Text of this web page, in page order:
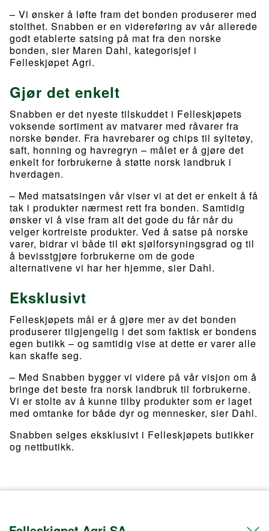
– Vi ønsker å løfte fram det bonden produserer med
stolthet. Snabben er en videreføring av vår allerede
godt etablerte satsing på mat fra den norske
bonden, sier Maren Dahl, kategorisjef i
Felleskjøpet Agri.
Gjør det enkelt
Snabben er det nyeste tilskuddet i Felleskjøpets
voksende sortiment av matvarer med råvarer fra
norske bønder. Fra havrebarer og chips til syltetøy,
saft, honning og havregryn – målet er å gjøre det
enkelt for forbrukerne å støtte norsk landbruk i
hverdagen.
– Med matsatsingen vår viser vi at det er enkelt å få
tak i produkter nærmest rett fra bonden. Samtidig
ønsker vi å vise fram alt det gode du får når du
velger kortreiste produkter. Ved å satse på norske
varer, bidrar vi både til økt sjølforsyningsgrad og til
å bevisstgjøre forbrukerne om de gode
alternativene vi har her hjemme, sier Dahl.
Eksklusivt
Felleskjøpets mål er å gjøre mer av det bonden
produserer tilgjengelig i det som faktisk er bondens
egen butikk – og samtidig vise at dette er varer alle
kan skaffe seg.
– Med Snabben bygger vi videre på vår visjon om å
bringe det beste fra norsk landbruk til forbrukerne.
Vi er stolte av å kunne tilby produkter som er laget
med omtanke for både dyr og mennesker, sier Dahl.
Snabben selges eksklusivt i Felleskjøpets butikker
og nettbutikk.